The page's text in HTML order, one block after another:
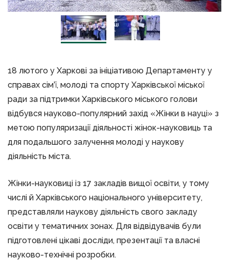
18 лютого у Харкові за ініціативою Департаменту у
справах сім’ї, молоді та спорту Харківської міської
ради за підтримки Харківського міського голови
відбувся науково-популярний захід «Жінки в науці» з
метою популяризації діяльності жінок-науковиць та
для подальшого залучення молоді у наукову
діяльність міста.
Жінки-науковиці із 17 закладів вищої освіти, у тому
числі й Харківського національного університету,
представляли наукову діяльність свого закладу
освіти у тематичних зонах. Для відвідувачів були
підготовлені цікаві досліди, презентації та власні
науково-технічні розробки.